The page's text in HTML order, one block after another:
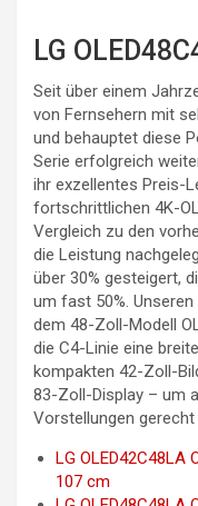
LG
Seit über einem
von Fernsehern mit
und behauptet diese
Serie erfolgreich
ihr exzellentes Preis-
fortschrittlichen 4K-
Vergleich zu den
die Leistung
über 30% gesteigert,
um fast 50%.
dem 48-Zoll-Modell
die C4-Linie eine
kompakten 42-Zoll-
83-Zoll-Display – um
Vorstellungen gerecht
LG OLED42C48LA
107 cm